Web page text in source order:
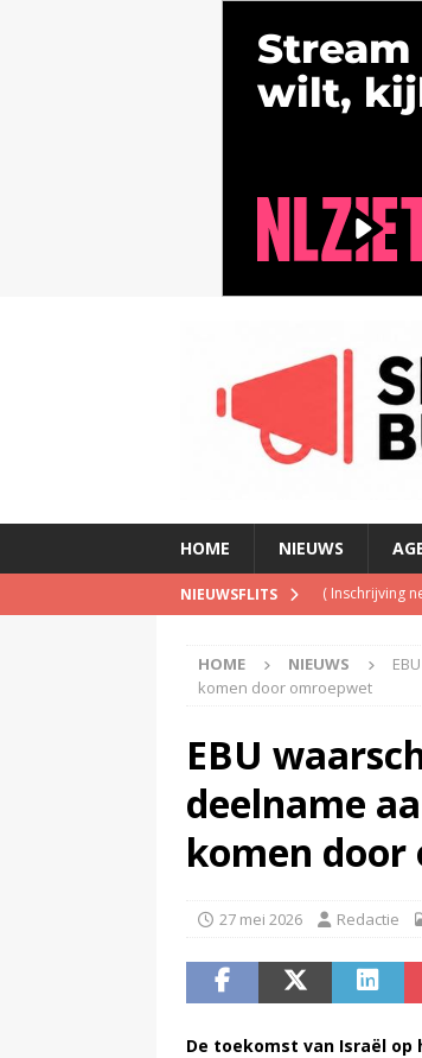
HOME NIEUWS
NIEUWSFLITS ( Inschrijving
(TalkRadio
(Televisie
HOME NIEUWS
komen door omroepwet
EBU
deelname
komen
27 mei 2026 Redactie
De toekomst van Israël